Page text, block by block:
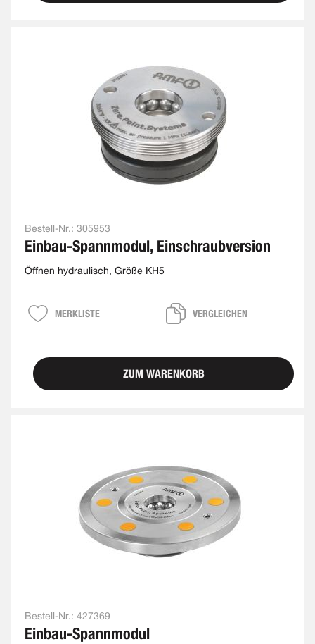
Bestell-Nr.: 305953
Einbau-Spannmodul, Einschraubversion
Öffnen hydraulisch, Größe KH5
MERKLISTE VERGLEICHEN
ZUM WARENKORB
Bestell-Nr.: 427369
Einbau-Spannmodul